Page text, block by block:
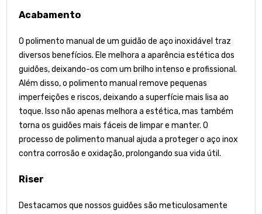
Acabamento
O polimento manual de um guidão de aço inoxidável traz
diversos benefícios. Ele melhora a aparência estética dos
guidões, deixando-os com um brilho intenso e profissional.
Além disso, o polimento manual remove pequenas
imperfeições e riscos, deixando a superfície mais lisa ao
toque. Isso não apenas melhora a estética, mas também
torna os guidões mais fáceis de limpar e manter. O
processo de polimento manual ajuda a proteger o aço inox
contra corrosão e oxidação, prolongando sua vida útil.
Riser
Destacamos que nossos guidões são meticulosamente